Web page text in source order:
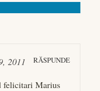
2011 RĂSPUNDE
felicitari Marius